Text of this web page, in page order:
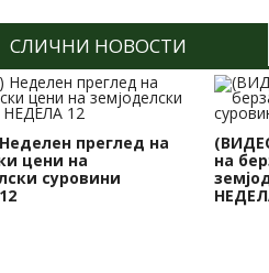
СЛИЧНИ НОВОСТИ
преглед на
цени на
суровини
на